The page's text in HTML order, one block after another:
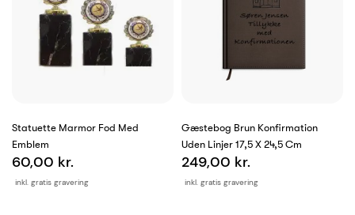
Statuette Marmor Fod Med
Emblem
inkl. gratis gravering
60,00 kr.
Gæstebog Brun Konfirmation
Uden Linjer 17,5 X 24,5 Cm
inkl. gratis gravering
249,00 kr.